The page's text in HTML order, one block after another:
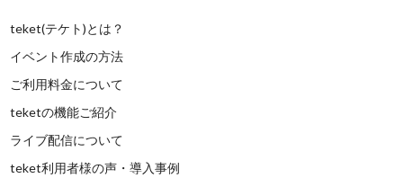
teket(テケト)とは？
イベント作成の方法
ご利用料金について
teketの機能ご紹介
ライブ配信について
teket利用者様の声・導入事例